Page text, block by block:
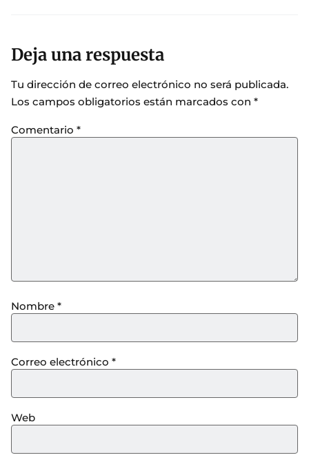
Deja una respuesta
Tu dirección de correo electrónico no será publicada.
Los campos obligatorios están marcados con *
Comentario *
Nombre *
Correo electrónico *
Web